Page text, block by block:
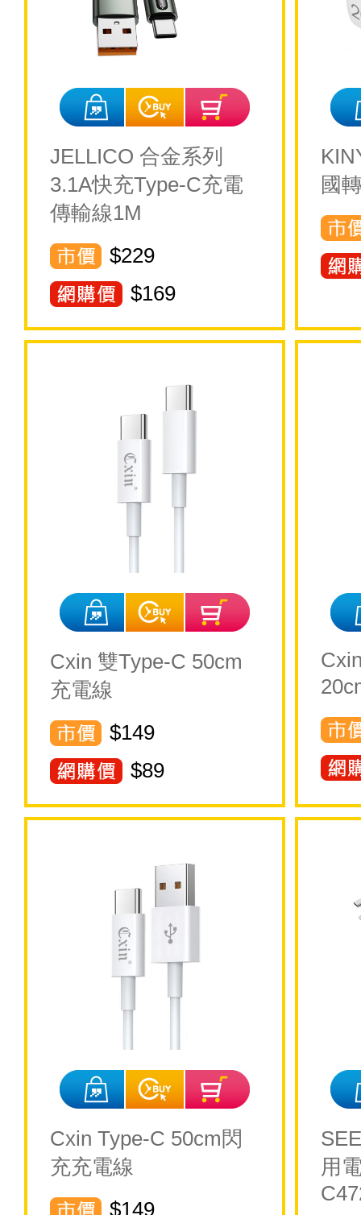
JELLICO 合金系列
3.1A快充Type-C充電
傳輸線1M
$229
$169
國
Cxin 雙Type-C 50cm
充電線
$149
$89
Cxin Type-C 50cm閃
充充電線
$149
用